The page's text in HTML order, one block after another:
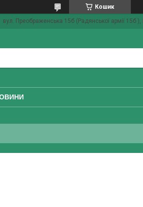
Кошик
вул. Преображенська 15б (Радянської армії 15б ),